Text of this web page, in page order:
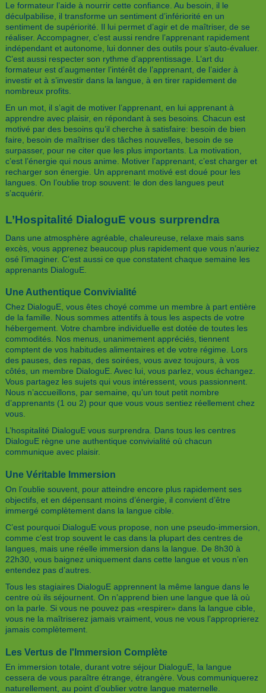
Le formateur l’aide à nourrir cette confiance. Au besoin, il le
déculpabilise, il transforme un sentiment d’infériorité en un
sentiment de supériorité. Il lui permet d’agir et de maîtriser, de se
réaliser. Accompagner, c’est aussi rendre l’apprenant rapidement
indépendant et autonome, lui donner des outils pour s’auto-évaluer.
C’est aussi respecter son rythme d’apprentissage. L’art du
formateur est d’augmenter l’intérêt de l’apprenant, de l’aider à
investir et à s’investir dans la langue, à en tirer rapidement de
nombreux profits.
En un mot, il s’agit de motiver l’apprenant, en lui apprenant à
apprendre avec plaisir, en répondant à ses besoins. Chacun est
motivé par des besoins qu’il cherche à satisfaire: besoin de bien
faire, besoin de maîtriser des tâches nouvelles, besoin de se
surpasser, pour ne citer que les plus importants. La motivation,
c’est l’énergie qui nous anime. Motiver l’apprenant, c’est charger et
recharger son énergie. Un apprenant motivé est doué pour les
langues. On l’oublie trop souvent: le don des langues peut
s’acquérir.
L’Hospitalité DialoguE vous surprendra
Dans une atmosphère agréable, chaleureuse, relaxe mais sans
excès, vous apprenez beaucoup plus rapidement que vous n’auriez
osé l’imaginer. C’est aussi ce que constatent chaque semaine les
apprenants DialoguE.
Une Authentique Convivialité
Chez DialoguE, vous êtes choyé comme un membre à part entière
de la famille. Nous sommes attentifs à tous les aspects de votre
hébergement. Votre chambre individuelle est dotée de toutes les
commodités. Nos menus, unanimement appréciés, tiennent
comptent de vos habitudes alimentaires et de votre régime. Lors
des pauses, des repas, des soirées, vous avez toujours, à vos
côtés, un membre DialoguE. Avec lui, vous parlez, vous échangez.
Vous partagez les sujets qui vous intéressent, vous passionnent.
Nous n’accueillons, par semaine, qu’un tout petit nombre
d’apprenants (1 ou 2) pour que vous vous sentiez réellement chez
vous.
L’hospitalité DialoguE vous surprendra. Dans tous les centres
DialoguE règne une authentique convivialité où chacun
communique avec plaisir.
Une Véritable Immersion
On l’oublie souvent, pour atteindre encore plus rapidement ses
objectifs, et en dépensant moins d’énergie, il convient d’être
immergé complètement dans la langue cible.
C’est pourquoi DialoguE vous propose, non une pseudo-immersion,
comme c’est trop souvent le cas dans la plupart des centres de
langues, mais une réelle immersion dans la langue. De 8h30 à
22h30, vous baignez uniquement dans cette langue et vous n’en
entendez pas d’autres.
Tous les stagiaires DialoguE apprennent la même langue dans le
centre où ils séjournent. On n’apprend bien une langue que là où
on la parle. Si vous ne pouvez pas «respirer» dans la langue cible,
vous ne la maîtriserez jamais vraiment, vous ne vous l’approprierez
jamais complètement.
Les Vertus de l'Immersion Complète
En immersion totale, durant votre séjour DialoguE, la langue
cessera de vous paraître étrange, étrangère. Vous communiquerez
naturellement, au point d’oublier votre langue maternelle.